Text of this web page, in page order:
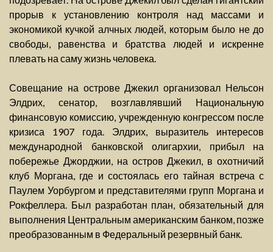
прорыв к установлению контроля над массами и
экономикой кучкой алчных людей, которым было не до
свободы, равенства и братства людей и искренне
плевать на саму жизнь человека.
Совещание на острове Джекил организовал Нельсон
Элдрих, сенатор, возглавлявший Национальную
финансовую комиссию, учрежденную конгрессом после
кризиса 1907 года. Элдрих, выразитель интересов
международной банковской олигархии, прибыл на
побережье Джорджии, на остров Джекил, в охотничий
клуб Моргана, где и состоялась его тайная встреча с
Паулем Уорбургом и представителями групп Моргана и
Рокфеллера. Был разработан план, обязательный для
выполнения Центральным американским банком, позже
преобразованным в Федеральный резервный банк.